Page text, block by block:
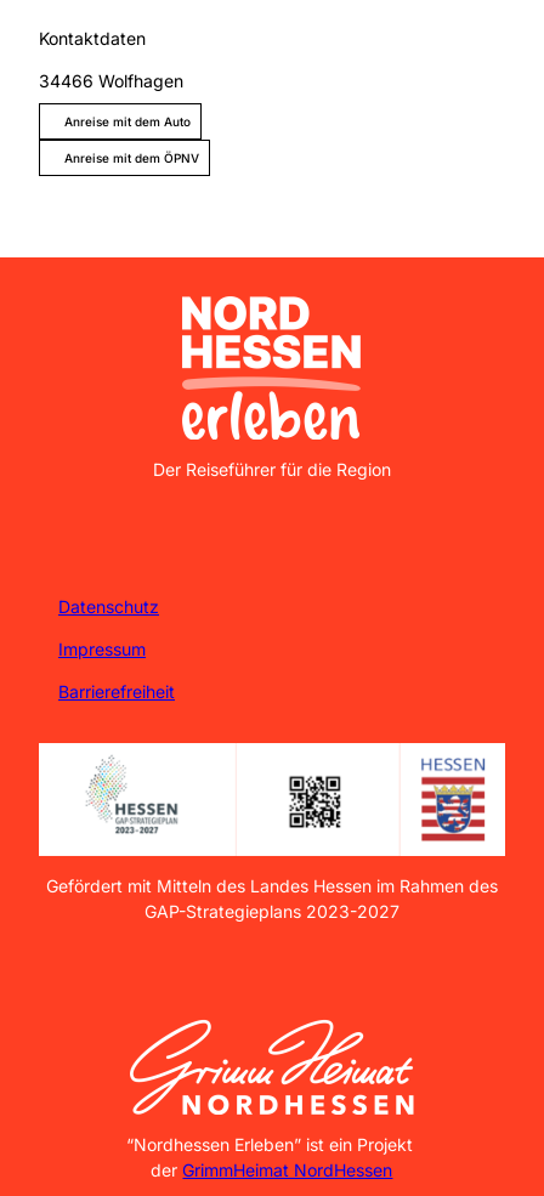
Kontaktdaten
34466 Wolfhagen
Anreise mit dem Auto
Anreise mit dem ÖPNV
Nordhessen Erleben
Der Reiseführer für die Region
Datenschutz
Impressum
Barrierefreiheit
Gefördert mit Mitteln des Landes Hessen im Rahmen des
GAP-Strategieplans 2023-2027
GrimmHeimat NordHessen
“Nordhessen Erleben” ist ein Projekt
derGrimmHeimat NordHessen